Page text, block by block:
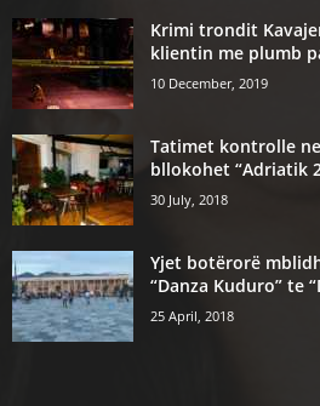
Krimi trondit
klientin me plumb
10 December, 2019
Tatimet kontrolle
bllokohet “Adriatik
30 July, 2018
Yjet botërorë
“Danza Kuduro” te
25 April, 2018